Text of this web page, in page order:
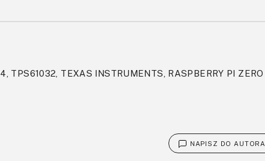
TPS61032, TEXAS INSTRUMENTS, RASPBERRY PI ZERO
NAPISZ DO AUTORA